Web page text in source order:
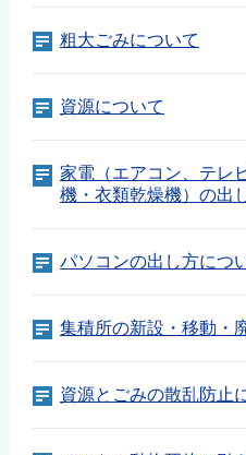
粗大ごみについて
資源について
家電（エアコン、テレ
機・衣類乾燥機）の出
パソコンの出し方につ
集積所の新設・移動・
資源とごみの散乱防止